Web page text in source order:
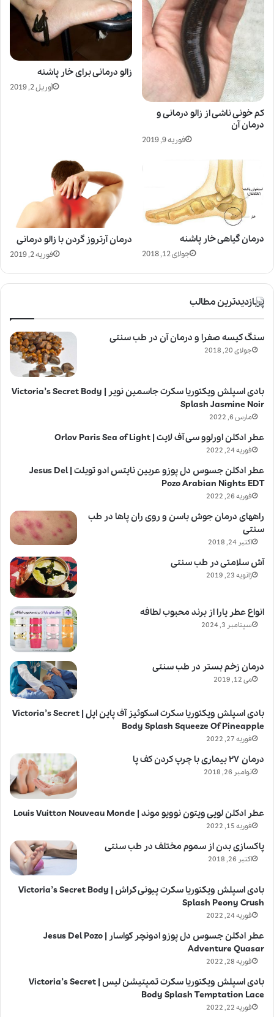
زالو درمانی برای خار پاشنه
آوریل 2, 2019
کم خونی ناشی از زالو درمانی و
درمان آن
فوریه 9, 2019
درمان آرتروز گردن با زالو درمانی
فوریه 2, 2019
درمان گیاهی خار پاشنه
جولای 12, 2018
پربازدیدترین مطالب
سنگ کیسه صفرا و درمان آن در طب سنتی
جولای 20, 2018
بادی اسپلش ویکتوریا سکرت جاسمین نویر | Victoria’s Secret Body
Splash Jasmine Noir
مارس 6, 2022
عطر ادکلن اورلوو سی آف لایت | Orlov Paris Sea of Light
فوریه 24, 2022
عطر ادکلن جسوس دل پوزو عربین نایتس ادو تویلت | Jesus Del
Pozo Arabian Nights EDT
فوریه 26, 2022
راههای درمان جوش باسن و روی ران پاها در طب
سنتی
اکتبر 24, 2018
آش سلامتی در طب سنتی
ژانویه 23, 2019
انواع عطر یارا از برند محبوب لطافه
سپتامبر 3, 2024
درمان زخم بستر در طب سنتی
می 12, 2019
بادی اسپلش ویکتوریا سکرت اسکوئیز آف پاین اپل | Victoria’s Secret
Body Splash Squeeze Of Pineapple
فوریه 27, 2022
درمان ۲۷ بیماری با چرپ کردن کف پا
نوامبر 26, 2018
عطر ادکلن لویی ویتون نوویو موند | Louis Vuitton Nouveau Monde
فوریه 15, 2022
پاکسازی بدن از سموم مختلف در طب سنتی
اکتبر 26, 2018
بادی اسپلش ویکتوریا سکرت پیونی کراش | Victoria’s Secret Body
Splash Peony Crush
فوریه 24, 2022
عطر ادکلن جسوس دل پوزو ادونچر کواسار | Jesus Del Pozo
Adventure Quasar
فوریه 28, 2022
بادی اسپلش ویکتوریا سکرت تمپتیشن لیس | Victoria’s Secret
Body Splash Temptation Lace
فوریه 22, 2022